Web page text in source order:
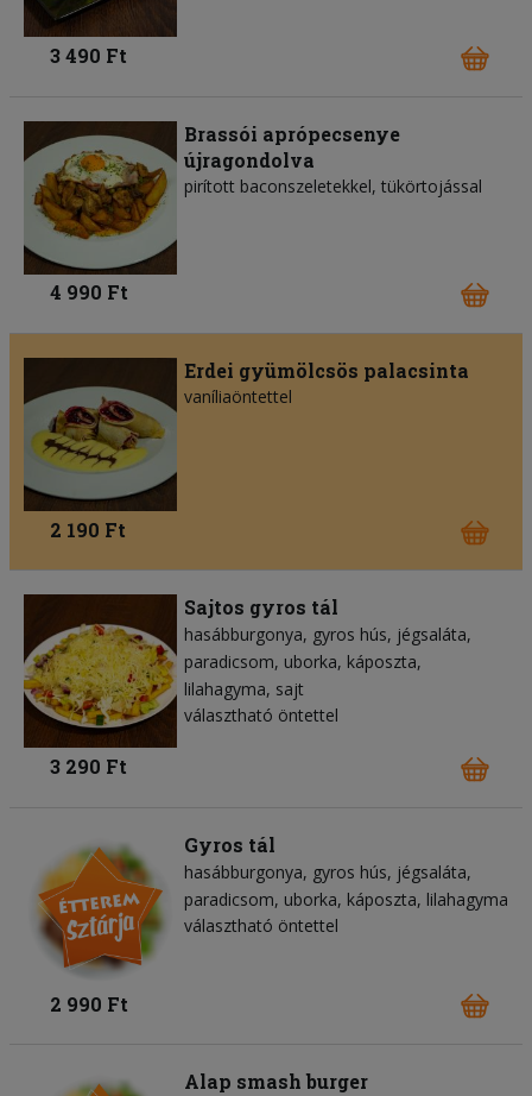
3 490 Ft
Brassói aprópecsenye
újragondolva
pirított baconszeletekkel, tükörtojással
4 990 Ft
Erdei gyümölcsös palacsinta
vaníliaöntettel
2 190 Ft
Sajtos gyros tál
hasábburgonya gyros hús jégsaláta
paradicsom uborka káposzta
lilahagyma sajt
választható öntettel
3 290 Ft
Gyros tál
hasábburgonya gyros hús jégsaláta
paradicsom uborka káposzta lilahagyma
választható öntettel
2 990 Ft
Alap smash burger